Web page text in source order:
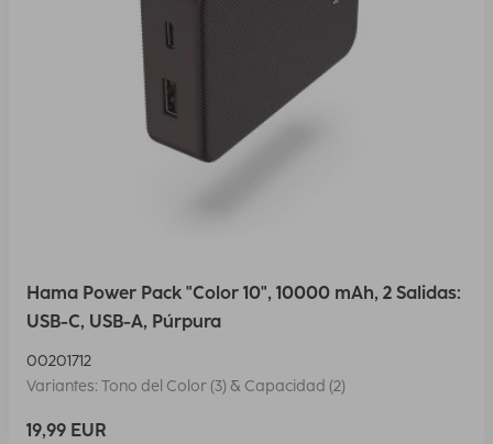
Hama Power Pack "Color 10", 10000 mAh, 2 Salidas:
USB-C, USB-A, Púrpura
00201712
Variantes: Tono del Color (3) & Capacidad (2)
19,99 EUR